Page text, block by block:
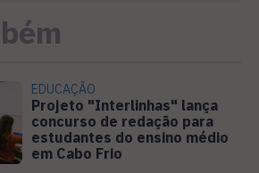
EDUCAÇÃO
Projeto "Interlinhas" lança
concurso de redação para
estudantes do ensino médio
em Cabo Frio